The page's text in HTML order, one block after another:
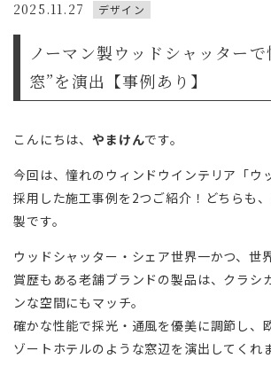
2025.11.27 デザイン
ノーマン製ウッドシャッターで
窓”を演出【事例あり】
こんにちは、やまけんです。
今回は、憧れのウィンドウインテリア「ウ
採用した施工事例を2つご紹介！どちらも
製です。
ウッドシャッター・シェア世界一かつ、世
賞歴もある老舗ブランドの製品は、クラシ
ンな空間にもマッチ。
確かな性能で採光・通風を優美に調節し、
ゾートホテルのような窓辺を演出してくれ